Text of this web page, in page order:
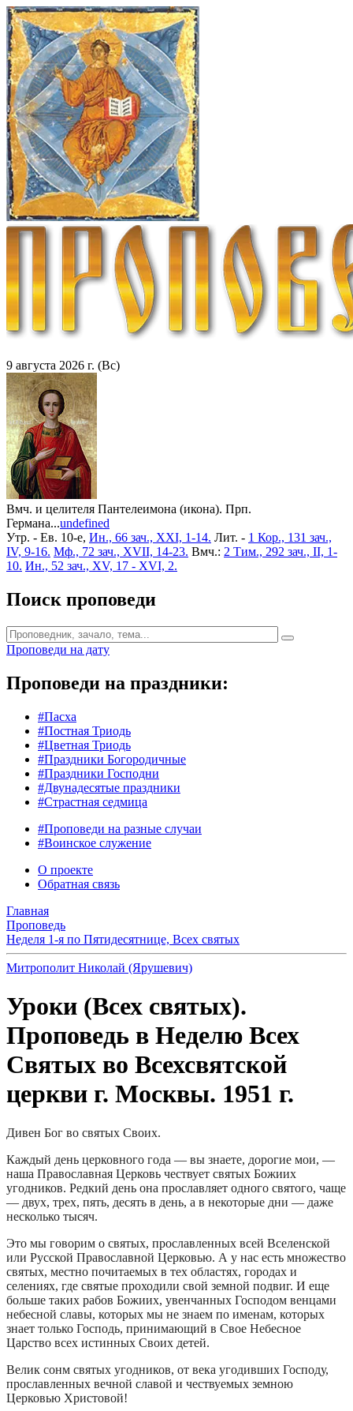
9 августа 2026 г. (Вс)
Вмч. и целителя Пантелеимона (икона). Прп.
Германа...undefined
Утр. - Ев. 10-е, Ин., 66 зач., XXI, 1-14. Лит. - 1 Кор., 131 зач.,
IV, 9-16. Мф., 72 зач., XVII, 14-23. Вмч.: 2 Тим., 292 зач., II, 1-
10. Ин., 52 зач., XV, 17 - XVI, 2.
Поиск проповеди
Проповеди на дату
Проповеди на праздники:
#Пасха
#Постная Триодь
#Цветная Триодь
#Праздники Богородичные
#Праздники Господни
#Двунадесятые праздники
#Страстная седмица
#Проповеди на разные случаи
#Воинское служение
О проекте
Обратная связь
Главная
Проповедь
Неделя 1-я по Пятидесятнице, Всех святых
Митрополит Николай (Ярушевич)
Уроки (Всех святых).
Проповедь в Неделю Всех
Святых во Всехсвятской
церкви г. Москвы. 1951 г.
Дивен Бог во святых Своих.
Каждый день церковного года — вы знаете, дорогие мои, —
наша Православная Церковь чествует святых Божиих
угодников. Редкий день она прославляет одного святого, чаще
— двух, трех, пять, десять в день, а в некоторые дни — даже
несколько тысяч.
Это мы говорим о святых, прославленных всей Вселенской
или Русской Православной Церковью. А у нас есть множество
святых, местно почитаемых в тех областях, городах и
селениях, где святые проходили свой земной подвиг. И еще
больше таких рабов Божиих, увенчанных Господом венцами
небесной славы, которых мы не знаем по именам, которых
знает только Господь, принимающий в Свое Небесное
Царство всех истинных Своих детей.
Велик сонм святых угодников, от века угодивших Господу,
прославленных вечной славой и чествуемых земною
Церковью Христовой!